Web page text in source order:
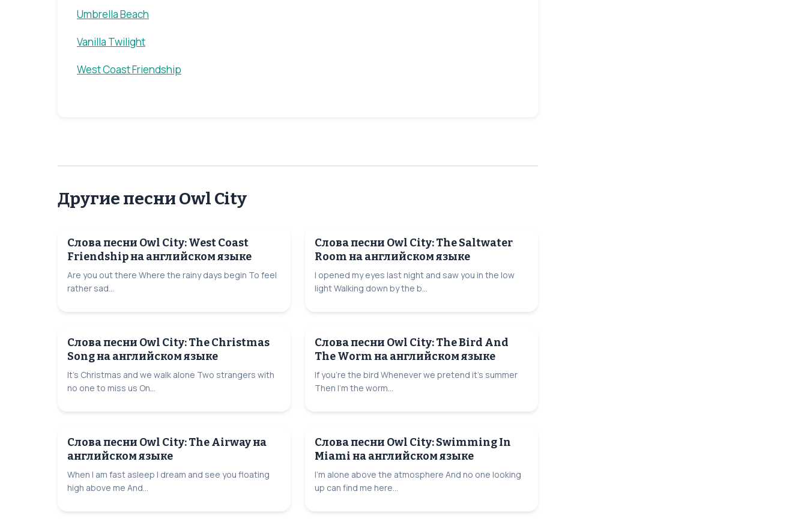
Umbrella Beach
Vanilla Twilight
West Coast Friendship
Другие песни Owl City
Слова песни Owl City: West Coast
Friendship на английском языке
Are you out there Where the rainy days begin To feel
rather sad...
Слова песни Owl City: The Saltwater
Room на английском языке
I opened my eyes last night and saw you in the low
light Walking down by the b...
Слова песни Owl City: The Christmas
Song на английском языке
It's Christmas and we walk alone Two strangers with
no one to miss us On...
Слова песни Owl City: The Bird And
The Worm на английском языке
If you're the bird Whenever we pretend it's summer
Then I'm the worm...
Слова песни Owl City: The Airway на
английском языке
When I am fast asleep I dream and see you floating
high above me And...
Слова песни Owl City: Swimming In
Miami на английском языке
I'm alone above the atmosphere And no one looking
up can find me here...